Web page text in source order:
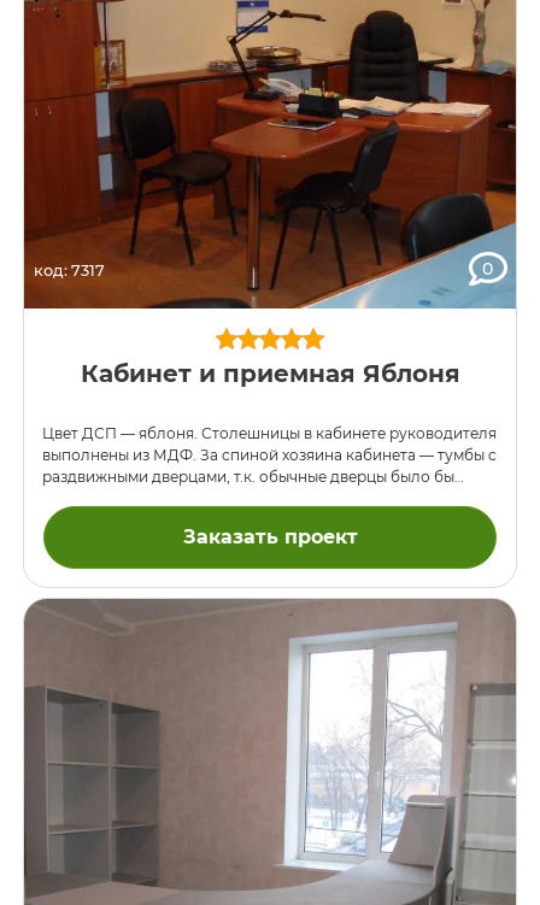
код: 7317 0
Кабинет и приемная Яблоня
Цвет ДСП — яблоня. Столешницы в кабинете руководителя
выполнены из МДФ. За спиной хозяина кабинета — тумбы с
раздвижными дверцами, т.к. обычные дверцы было бы
предусмотрен бар. Также здесь представлены фото
приёмной.
Заказать проект